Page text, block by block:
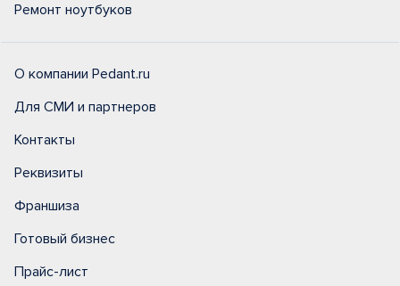
Ремонт ноутбуков
О компании Pedant.ru
Для СМИ и партнеров
Контакты
Реквизиты
Франшиза
Готовый бизнес
Прайс-лист